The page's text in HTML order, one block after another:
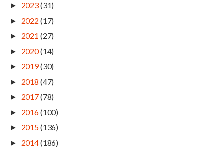
► 2023(31)
► 2022 (17)
► 2021 (27)
► 2020(14)
► 2019(30)
► 2018 (47)
► 2017(78)
► 2016(100)
► 2015(136)
► 2014(186)